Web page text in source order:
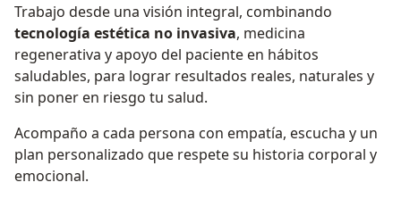
Trabajo desde una visión integral, combinando
tecnología estética no invasiva, medicina
regenerativa y apoyo del paciente en hábitos
saludables, para lograr resultados reales, naturales y
sin poner en riesgo tu salud.
Acompaño a cada persona con empatía, escucha y un
plan personalizado que respete su historia corporal y
emocional.